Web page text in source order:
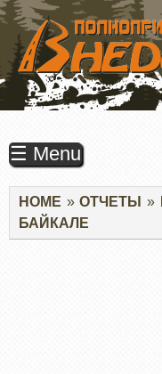
ПЕРЕЙТИ
ОСНОВНОМУ
СОДЕРЖАНИЮ
☰ Menu
Строка
навигации
HOME ОТЧЕТЫ
БАЙКАЛЕ